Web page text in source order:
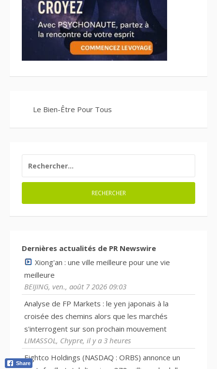
Le Bien-Être Pour Tous
Dernières actualités de PR Newswire
Xiong'an : une ville meilleure pour une vie
meilleure
BEIJING, ven., août 7 2026 09:03
Analyse de FP Markets : le yen japonais à la
croisée des chemins alors que les marchés
s'interrogent sur son prochain mouvement
LIMASSOL, Chypre, il y a 3 heures
Eightco Holdings (NASDAQ : ORBS) annonce un
Share